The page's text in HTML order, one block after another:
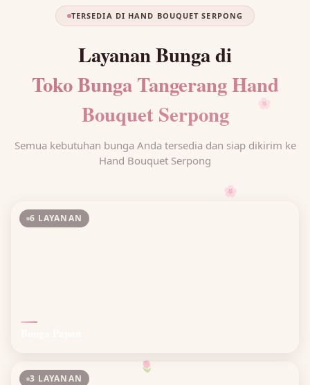
🌸
🌷
🌸
TERSEDIA DI HAND BOUQUET SERPONG
Layanan Bunga di
Toko Bunga Tangerang Hand
Bouquet Serpong
Semua kebutuhan bunga Anda tersedia dan siap dikirim ke
Hand Bouquet Serpong
6 LAYANAN
3 LAYANAN